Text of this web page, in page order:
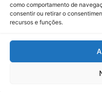
como comportamento de
consentir ou retirar o
recursos e funções.
Contato Sobre Nós